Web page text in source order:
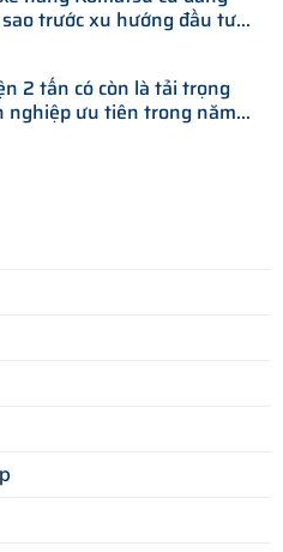
trước xu hướng đầu tư
2 tấn có còn là tải trọng
nghiệp ưu tiên trong năm